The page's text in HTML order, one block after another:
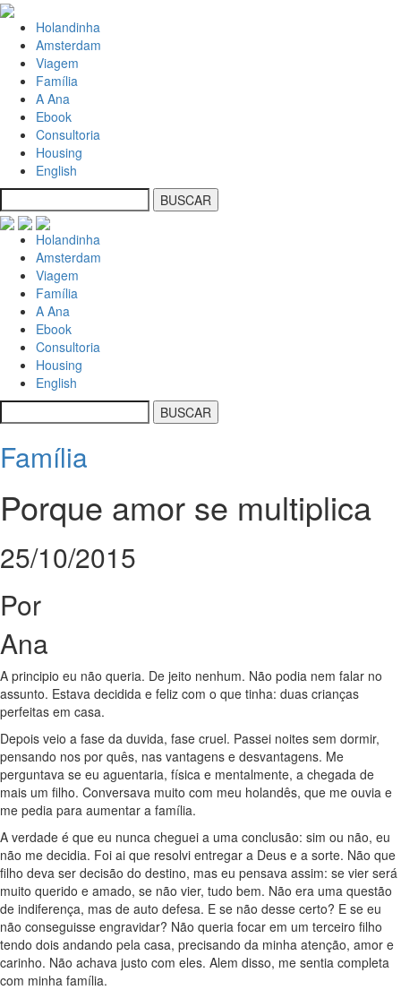
Holandinha
Amsterdam
Viagem
Família
A Ana
Ebook
Consultoria
Housing
English
Holandinha
Amsterdam
Viagem
Família
A Ana
Ebook
Consultoria
Housing
English
Família
Porque amor se multiplica
25/10/2015
Por
Ana
A principio eu não queria. De jeito nenhum. Não podia nem falar no
assunto. Estava decidida e feliz com o que tinha: duas crianças
perfeitas em casa.
Depois veio a fase da duvida, fase cruel. Passei noites sem dormir,
pensando nos por quês, nas vantagens e desvantagens. Me
perguntava se eu aguentaria, física e mentalmente, a chegada de
mais um filho. Conversava muito com meu holandês, que me ouvia e
me pedia para aumentar a família.
A verdade é que eu nunca cheguei a uma conclusão: sim ou não, eu
não me decidia. Foi ai que resolvi entregar a Deus e a sorte. Não que
filho deva ser decisão do destino, mas eu pensava assim: se vier será
muito querido e amado, se não vier, tudo bem. Não era uma questão
de indiferença, mas de auto defesa. E se não desse certo? E se eu
não conseguisse engravidar? Não queria focar em um terceiro filho
tendo dois andando pela casa, precisando da minha atenção, amor e
carinho. Não achava justo com eles. Alem disso, me sentia completa
com minha família.